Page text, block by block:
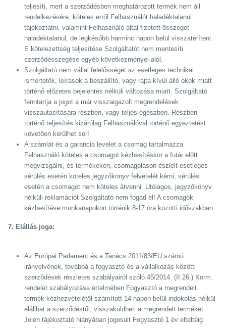
teljesíti, mert a szerződésben meghatározott termék nem áll
rendelkezésére, köteles erről Felhasználót haladéktalanul
tájékoztatni, valamint Felhasználó által fizetett összeget
haladéktalanul, de legkésőbb harminc napon belül visszatéríteni.
E kötelezettség teljesítése Szolgáltatót nem mentesíti
szerződésszegése egyéb következményei alól.
Szolgáltató nem vállal felelősséget az esetleges technikai
ismertetők, leírások a beszállító, vagy rajta kívül álló okok miatt
történő előzetes bejelentés nélküli változása miatt. Szolgáltató
fenntartja a jogot a már visszaigazolt megrendelések
visszautasítására részben, vagy teljes egészben. Részben
történő teljesítés kizárólag Felhasználóval történő egyeztetést
követően kerülhet sor!
A számlát és a garancia levelet a csomag tartalmazza.
Felhasználó köteles a csomagot kézbesítéskor a futár előtt
megvizsgálni, és termékeken, csomagoláson észlelt esetleges
sérülés esetén köteles jegyzőkönyv felvételét kérni, sérülés
esetén a csomagot nem köteles átvenni. Utólagos, jegyzőkönyv
nélküli reklamációt Szolgáltató nem fogad el! A csomagok
kézbesítése munkanapokon történik 8-17 óra közötti időszakban.
7. Elállás joga:
Az Európai Parlament és a Tanács 2011/83/EU számú
irányelvének, továbbá a fogyasztó és a vállalkozás közötti
szerződések részletes szabályairól szóló 45/2014. (II.26.) Korm.
rendelet szabályozása értelmében Fogyasztó a megrendelt
termék kézhezvételétől számított 14 napon belül indokolás nélkül
elállhat a szerződéstől, visszaküldheti a megrendelt terméket.
Jelen tájékoztató hiányában jogosult Fogyasztó 1 év elteltéig